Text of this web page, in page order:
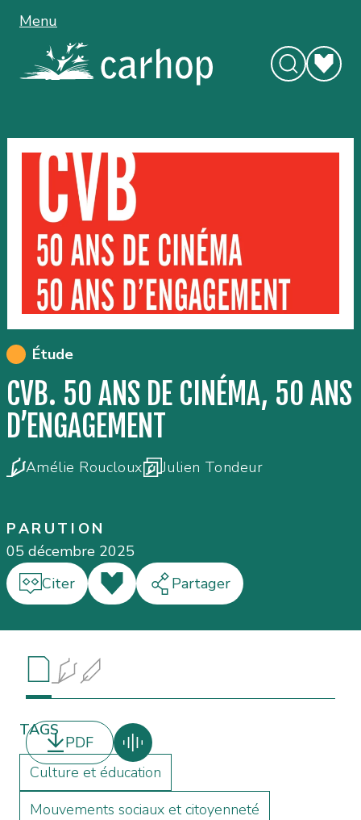
Menu
Étude
CVB. 50 ANS DE CINÉMA, 50 ANS
D’ENGAGEMENT
Amélie Roucloux Julien Tondeur
PARUTION
05 décembre 2025
Citer
J'aime Partager
RésuméAuteur·e·sInformations
PDF
TAGS
Culture et éducation
Mouvements sociaux et citoyenneté